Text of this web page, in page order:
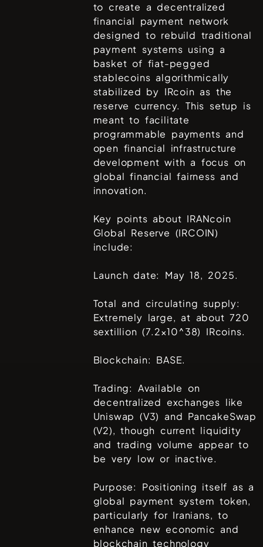
to create a decentralized
financial payment network
designed to rebuild traditional
payment systems using a
basket of fiat-pegged
stablecoins algorithmically
stabilized by IRcoin as the
reserve currency. This setup is
meant to facilitate
programmable payments and
open financial infrastructure
development with a focus on
global financial fairness and
innovation.
Key points about IRANcoin
Global Reserve (IRCOIN)
include:
Launch date: May 18, 2025.
Total and circulating supply:
Extremely large, at about 720
sextillion (7.2×10^38) IRcoins.
Blockchain: BASE.
Trading: Available on
decentralized exchanges like
Uniswap (V3) and PancakeSwap
(V2), though current liquidity
and trading volume appear to
be very low or inactive.
Purpose: Positioning itself as a
global payment system token,
particularly for Iranians, to
enhance new economic and
blockchain technology